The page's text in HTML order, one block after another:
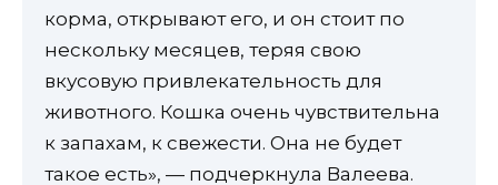
корма, открывают его, и он стоит по
нескольку месяцев, теряя свою
вкусовую привлекательность для
животного. Кошка очень чувствительна
к запахам, к свежести. Она не будет
такое есть», — подчеркнула Валеева.